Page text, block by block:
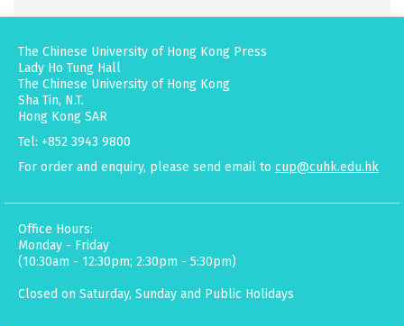
The Chinese University of Hong Kong Press
Lady Ho Tung Hall
The Chinese University of Hong Kong
Sha Tin, N.T.
Hong Kong SAR
Tel: +852 3943 9800
For order and enquiry, please send email to cup@cuhk.edu.hk
Office Hours:
Monday - Friday
(10:30am - 12:30pm; 2:30pm - 5:30pm)
Closed on Saturday, Sunday and Public Holidays